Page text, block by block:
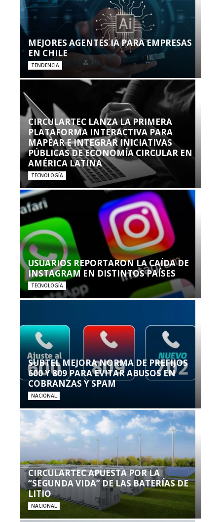
MEJORES AGENTES IA PARA EMPRESAS
EN CHILE
TENDENCIA
CIRCULARTEC LANZA LA PRIMERA
PLATAFORMA INTERACTIVA PARA
MAPEAR E INTEGRAR INICIATIVAS
PÚBLICAS DE ECONOMÍA CIRCULAR EN
AMÉRICA LATINA
TECNOLOGÍA
USUARIOS REPORTARON LA CAÍDA DE
INSTAGRAM EN DISTINTOS PAÍSES
TECNOLOGÍA
SUBTEL MEJORA NORMA DE PREFIJOS
600 Y 809 PARA EVITAR ABUSOS EN
COBRANZAS Y SPAM
NACIONAL
CIRCULARTEC APUESTA POR LA
“SEGUNDA VIDA” DE LAS BATERÍAS DE
LITIO
NACIONAL